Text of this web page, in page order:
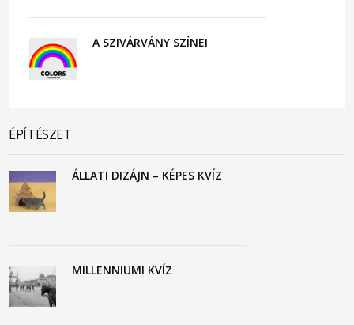
A SZIVÁRVÁNY SZÍNEI
ÉPÍTÉSZET
ÁLLATI DIZÁJN – KÉPES KVÍZ
MILLENNIUMI KVÍZ